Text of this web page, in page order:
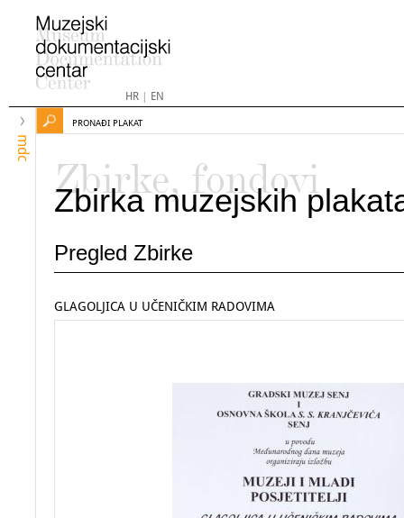
HR| EN
mdc
PRONAĐI PLAKAT
Zbirke, fondovi
Zbirka muzejskih
Pregled Zbirke
GLAGOLJICA U UČENIČKIM RADOVIMA